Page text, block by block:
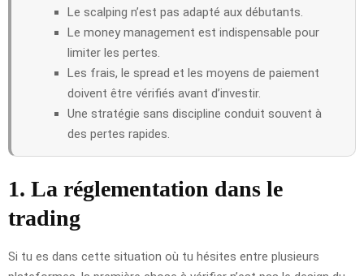
Le scalping n’est pas adapté aux débutants.
Le money management est indispensable pour
limiter les pertes.
Les frais, le spread et les moyens de paiement
doivent être vérifiés avant d’investir.
Une stratégie sans discipline conduit souvent à
des pertes rapides.
1. La réglementation dans le
trading
Si tu es dans cette situation où tu hésites entre plusieurs